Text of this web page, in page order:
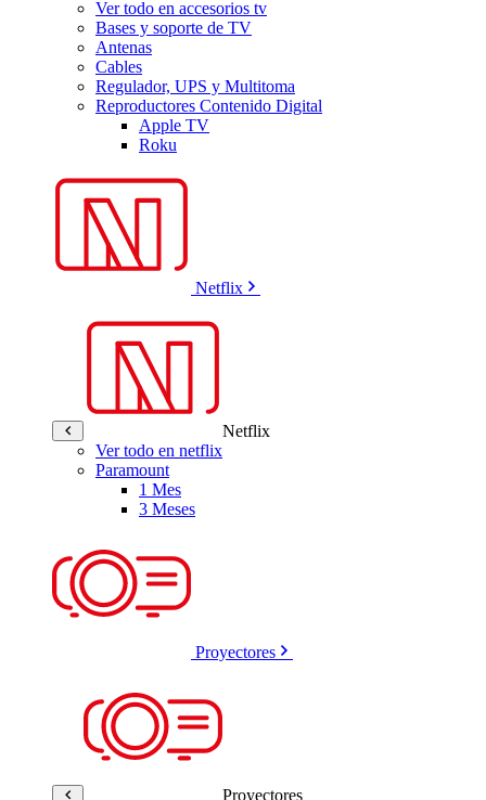
Ver todo en accesorios tv
Bases y soporte de TV
Antenas
Cables
Regulador, UPS y Multitoma
Reproductores Contenido Digital
Apple TV
Roku
Netflix
Netflix
Ver todo en netflix
Paramount
1 Mes
3 Meses
Proyectores
Proyectores